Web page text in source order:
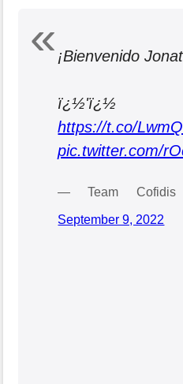
¡Bienvenido
ï¿½'ï¿½
https://t.co/
pic.twitter.com/
— Team Cofidis
September 9, 2022